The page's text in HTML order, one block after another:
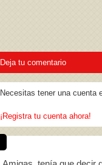
Deja tu comentario
Necesitas tener una cuenta
¡Registra tu cuenta ahora!